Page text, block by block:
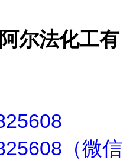
尔法化工有
（微信